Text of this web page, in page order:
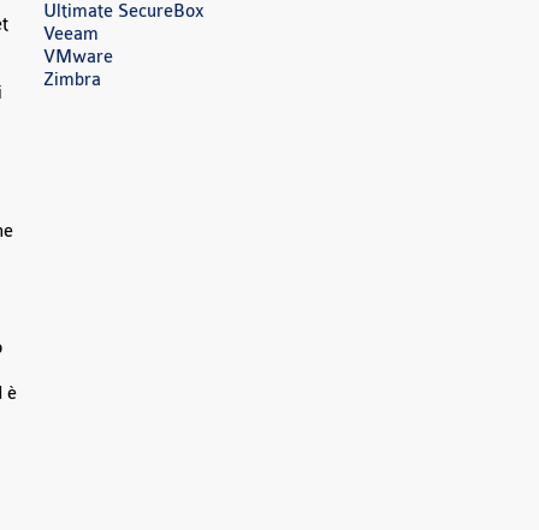
è
Ultimate SecureBox
Veeam
VMware
Zimbra